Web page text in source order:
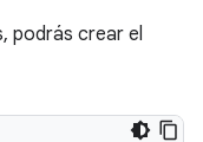
podrás crear el